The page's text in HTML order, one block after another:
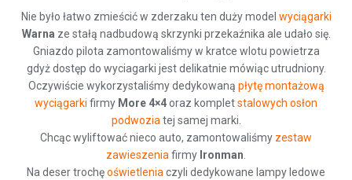
Nie było łatwo zmieścić w zderzaku ten duży model wyciągarki
Warna ze stałą nadbudową skrzynki przekaźnika ale udało się.
Gniazdo pilota zamontowaliśmy w kratce wlotu powietrza
gdyż dostęp do wyciagarki jest delikatnie mówiąc utrudniony.
Oczywiście wykorzystaliśmy dedykowaną płytę montażową
wyciągarki firmy More 4×4oraz kompletstalowych osłon
podwozia tej samej marki.
Chcąc wyliftować nieco auto, zamontowaliśmy zestaw
zawieszenia firmy Ironman
Na deser trochęoświetlenia czyli dedykowane lampy ledowe